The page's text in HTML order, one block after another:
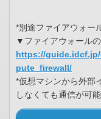
*別途ファイアウォー
▼ファイアウォール
https://
pute_firewall/
*仮想マシンから外部
しなくても通信が可能